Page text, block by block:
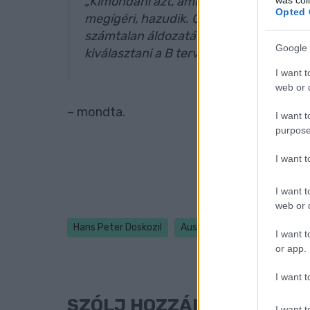
Opted
Google
I want
web or
I want
I want
I want
web or
I want
or app.
I want
megígéri, hazudik. Cinikus az, aki
számtalan áldozatát, csak azért, hogy
kiválasztani a B tervet, különben
– mondta.
Hans Peter Doskozil Ausztria